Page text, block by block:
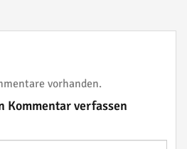
vorhanden.
Kommentar verfassen